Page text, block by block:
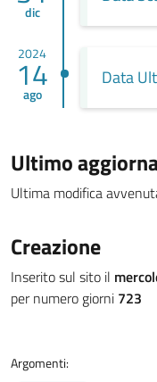
dic
2024
14
ago
Data
Ultimo
Ultima modifica
Creazione
Inserito sul sito il
per numero giorni 723
Argomenti: